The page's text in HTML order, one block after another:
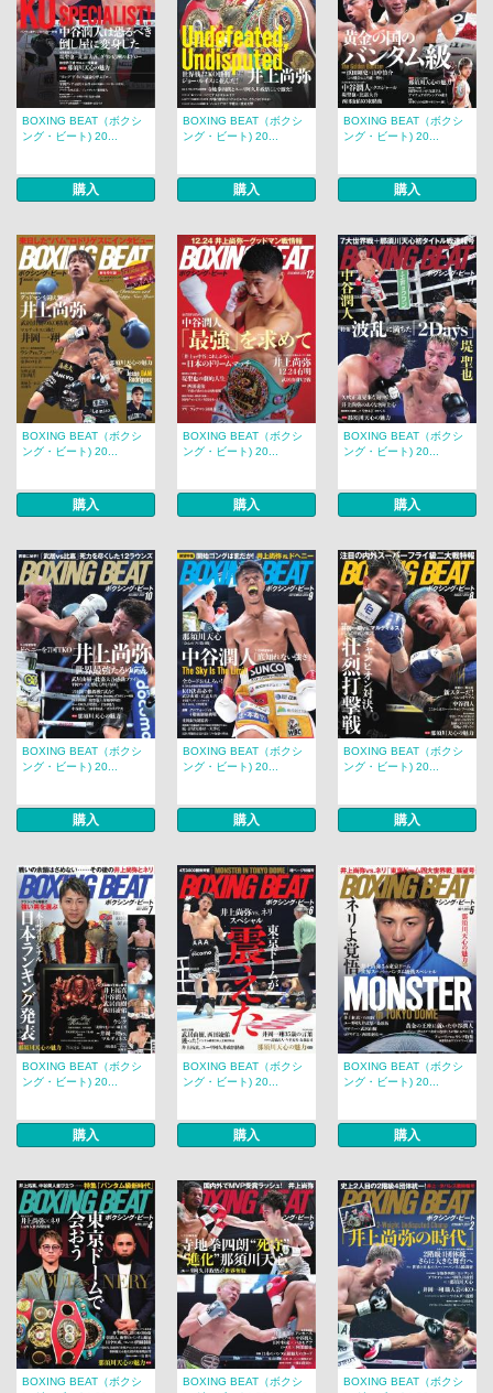
BOXING BEAT（ボクシ
ング・ビート) 20...
購入
BOXING BEAT（ボクシ
ング・ビート) 20...
購入
BOXING BEAT（ボクシ
ング・ビート) 20...
購入
BOXING BEAT（ボクシ
ング・ビート) 20...
購入
BOXING BEAT（ボクシ
ング・ビート) 20...
購入
BOXING BEAT（ボクシ
ング・ビート) 20...
購入
BOXING BEAT（ボクシ
ング・ビート) 20...
購入
BOXING BEAT（ボクシ
ング・ビート) 20...
購入
BOXING BEAT（ボクシ
ング・ビート) 20...
購入
BOXING BEAT（ボクシ
ング・ビート) 20...
購入
BOXING BEAT（ボクシ
ング・ビート) 20...
購入
BOXING BEAT（ボクシ
ング・ビート) 20...
購入
BOXING BEAT（ボクシ
BOXING BEAT（ボクシ
BOXING BEAT（ボクシ